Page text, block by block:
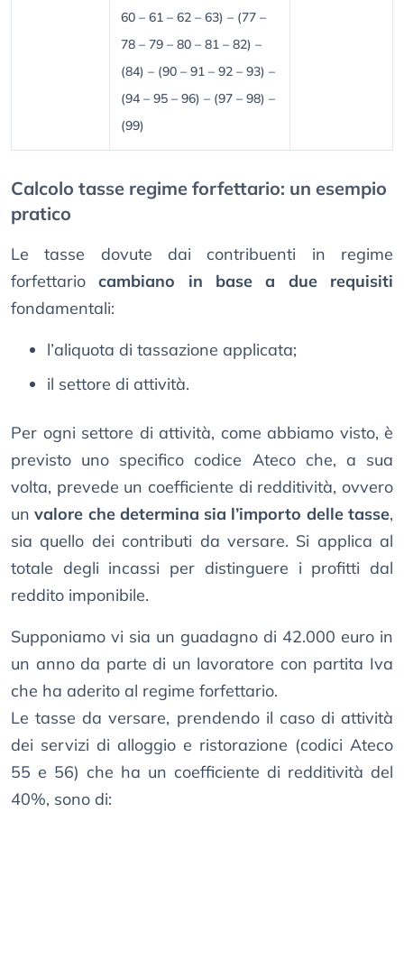
60 – 61 – 62 – 63) – (77 –
78 – 79 – 80 – 81 – 82) –
(84) – (90 – 91 – 92 – 93) –
(94 – 95 – 96) – (97 – 98) –
(99)
Calcolo tasse regime forfettario: un esempio
pratico
Le tasse dovute dai contribuenti in regime
forfettariocambiano in base a due requisiti
fondamentali:
l’aliquota di tassazione applicata;
il settore di attività.
Per ogni settore di attività, come abbiamo visto, è
previsto uno specifico codice Ateco che, a sua
volta, prevede un coefficiente di redditività, ovvero
unvalore che determina sia l’importo delle tasse,
sia quello dei contributi da versare. Si applica al
totale degli incassi per distinguere i profitti dal
reddito imponibile.
Supponiamo vi sia un guadagno di 42.000 euro in
un anno da parte di un lavoratore con partita Iva
che ha aderito al regime forfettario.
Le tasse da versare, prendendo il caso di attività
dei servizi di alloggio e ristorazione (codici Ateco
55 e 56) che ha un coefficiente di redditività del
40%, sono di: